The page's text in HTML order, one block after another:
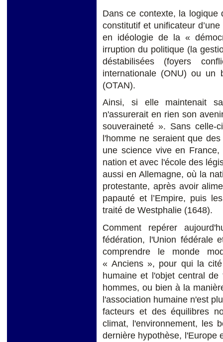
Dans ce contexte, la logique
constitutif et unificateur
en idéologie de la «
irruption du politique (la
déstabilisées (foyers
internationale (ONU) ou un
(OTAN).
Ainsi, si elle maintenait
n'assurerait en rien son
souveraineté ». Sans celle-
l'homme ne seraient que
une science vive en
nation et avec l'école des
aussi en Allemagne, où la
protestante, après avoir
papauté et l’Empire, puis
traité de Westphalie (1648).
Comment repérer
fédération, l'Union fédérale
comprendre le monde
« Anciens », pour qui la
humaine et l'objet central
hommes, ou bien à la
l'association humaine n'est
facteurs et des équilibres
climat, l'environnement, les
dernière hypothèse, l'Europe